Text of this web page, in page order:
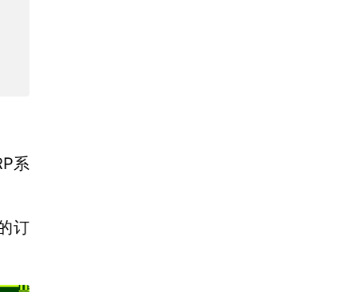
系
订